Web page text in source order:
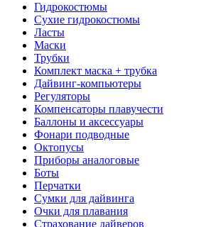
Гидрокостюмы
Сухие гидрокостюмы
Ласты
Маски
Трубки
Комплект маска + трубка
Дайвинг-компьютеры
Регуляторы
Компенсаторы плавучести
Баллоны и аксессуары
Фонари подводные
Октопусы
Приборы аналоговые
Боты
Перчатки
Сумки для дайвинга
Очки для плавания
Страхование дайверов